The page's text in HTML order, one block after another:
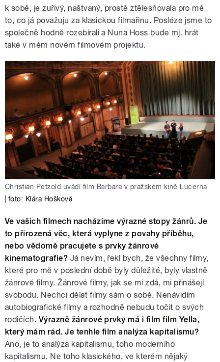
k sobě, je zuřivý, naštvaný, prostě ztělesňovala pro mě
to, co já považuju za klasickou filmařinu. Posléze jsme to
společně hodně rozebírali a Nuna Hoss bude mj. hrát
také v mém novém filmovém projektu.
Christian Petzold uvádí film Barbara v pražském kině Lucerna
foto: Klára Hošková
Ve vašich filmech nacházíme výrazné stopy žánrů. Je
to přirozená věc, která vyplyne z povahy příběhu,
nebo vědomě pracujete s prvky žánrové
kinematografie? Já nevím, řekl bych, že všechny filmy,
které pro mě v poslední době byly důležité, byly vlastně
žánrové filmy. Žánrové filmy, jak se mi zdá, mi přinášejí
svobodu. Nechci dělat filmy sám o sobě. Nenávidím
autobiografické filmy a rozhodně nebudu točit o svých
rodičích. Výrazně žánrové prvky má i film film Yella,
který mám rád. Je tenhle film analýza kapitalismu?
Ano, je to analýza kapitalismu, toho moderního
kapitalismu. Ne toho klasického, ve kterém nějaký